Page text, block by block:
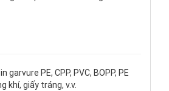
garvure PE, CPP, PVC, BOPP, PE
khí, giấy tráng, v.v.